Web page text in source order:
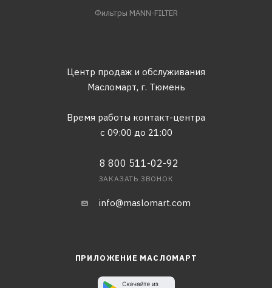
Фильтры MANN-FILTER
Центр продаж и обслуживания
Масломарт, г. Тюмень
Время работы контакт-центра
с 09:00 до 21:00
8 800 511-02-92
ЗАКАЗАТЬ ЗВОНОК
info@maslomart.com
ПРИЛОЖЕНИЕ МАСЛОМАРТ